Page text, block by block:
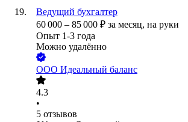
Ведущий бухгалтер
60 000 – 85 000 ₽ за месяц, на руки
Опыт 1-3 года
Можно удалённо
ООО Идеальный баланс
4.3
•
5 отзывов